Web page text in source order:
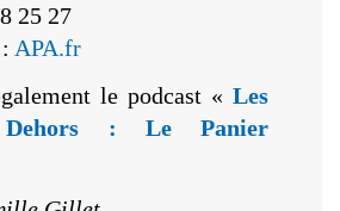
25 27
APA.fr
le podcast « Les
: Le Panier